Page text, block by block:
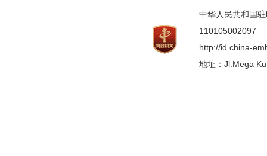
中华人民共和国
110105002097
http://id.china-
地址：Jl.Mega